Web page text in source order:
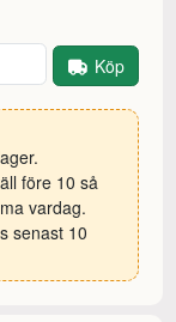
Köp
före 10 så
vardag.
senast 10